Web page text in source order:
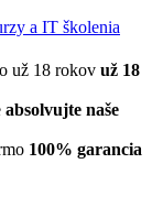
už 18
absolvujte naše
100% garancia